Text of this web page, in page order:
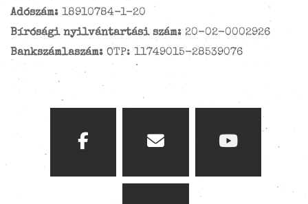
Adószám: 18910784-1-20
Bírósági nyilvántartási szám: 20-02-0002926
Bankszámlaszám: OTP: 11749015-28539076